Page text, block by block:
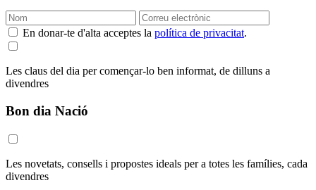
En donar-te d'alta acceptes la política de privacitat.
Les claus del dia per començar-lo ben informat, de dilluns a
divendres
Bon dia Nació
Les novetats, consells i propostes ideals per a totes les famílies, cada
divendres